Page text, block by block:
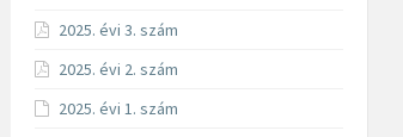
2025. évi 3. szám
2025. évi 2. szám
2025. évi 1. szám